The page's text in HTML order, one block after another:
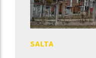
SALTA